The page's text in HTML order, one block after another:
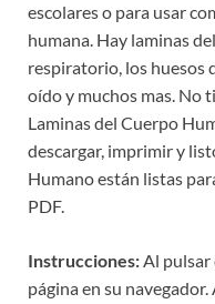
escolares o para usar
humana. Hay laminas
respiratorio, los huesos
oído y muchos mas. No
Laminas del Cuerpo
descargar, imprimir y
Humano están listas
PDF.
Instrucciones:Al pulsar
página en su